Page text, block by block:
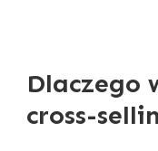
Dlaczego
cross-